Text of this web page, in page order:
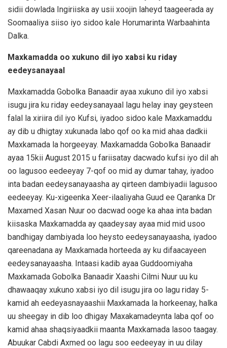
sidii dowlada Ingiriiska ay usii xoojin laheyd taageerada ay
Soomaaliya siiso iyo sidoo kale Horumarinta Warbaahinta
Dalka.
Maxkamadda oo xukuno dil iyo xabsi ku riday
eedeysanayaal
Maxkamadda Gobolka Banaadir ayaa xukuno dil iyo xabsi
isugu jira ku riday eedeysanayaal lagu helay inay geysteen
falal la xiriira dil iyo Kufsi, iyadoo sidoo kale Maxkamaddu
ay dib u dhigtay xukunada labo qof oo ka mid ahaa dadkii
Maxkamada la horgeeyay. Maxkamadda Gobolka Banaadir
ayaa 15kii August 2015 u fariisatay dacwado kufsi iyo dil ah
oo lagusoo eedeeyay 7-qof oo mid ay dumar tahay, iyadoo
inta badan eedeysanayaasha ay qirteen dambiyadii lagusoo
eedeeyay. Ku-xigeenka Xeer-ilaaliyaha Guud ee Qaranka Dr
Maxamed Xasan Nuur oo dacwad ooge ka ahaa inta badan
kiisaska Maxkamadda ay qaadeysay ayaa mid mid usoo
bandhigay dambiyada loo heysto eedeysanayaasha, iyadoo
qareenadana ay Maxkamada horteeda ay ku difaacayeen
eedeysanayaasha. Intaasi kadib ayaa Guddoomiyaha
Maxkamada Gobolka Banaadir Xaashi Cilmi Nuur uu ku
dhawaaqay xukuno xabsi iyo dil isugu jira oo lagu riday 5-
kamid ah eedeyasnayaashii Maxkamada la horkeenay, halka
uu sheegay in dib loo dhigay Maxakamadeynta laba qof oo
kamid ahaa shaqsiyaadkii maanta Maxkamada lasoo taagay.
Abuukar Cabdi Axmed oo lagu soo eedeeyay in uu dilay